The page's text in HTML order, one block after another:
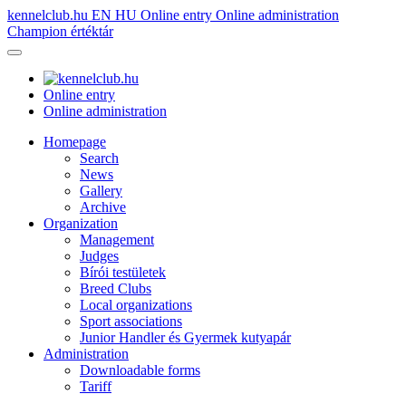
kennelclub.hu EN HU Online entry Online administration
Champion értéktár
Online entry
Online administration
Homepage
Search
News
Gallery
Archive
Organization
Management
Judges
Bírói testületek
Breed Clubs
Local organizations
Sport associations
Junior Handler és Gyermek kutyapár
Administration
Downloadable forms
Tariff